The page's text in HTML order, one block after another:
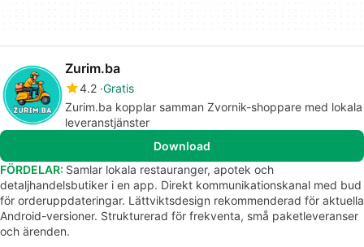
Zurim.ba
4.2 Gratis
Zurim.ba kopplar samman Zvornik-shoppare med lokala
leveranstjänster
Download
FÖRDELAR: Samlar lokala restauranger, apotek och
detaljhandelsbutiker i en app. Direkt kommunikationskanal med bud
för orderuppdateringar. Lättviktsdesign rekommenderad för aktuella
Android-versioner. Strukturerad för frekventa, små paketleveranser
och ärenden.